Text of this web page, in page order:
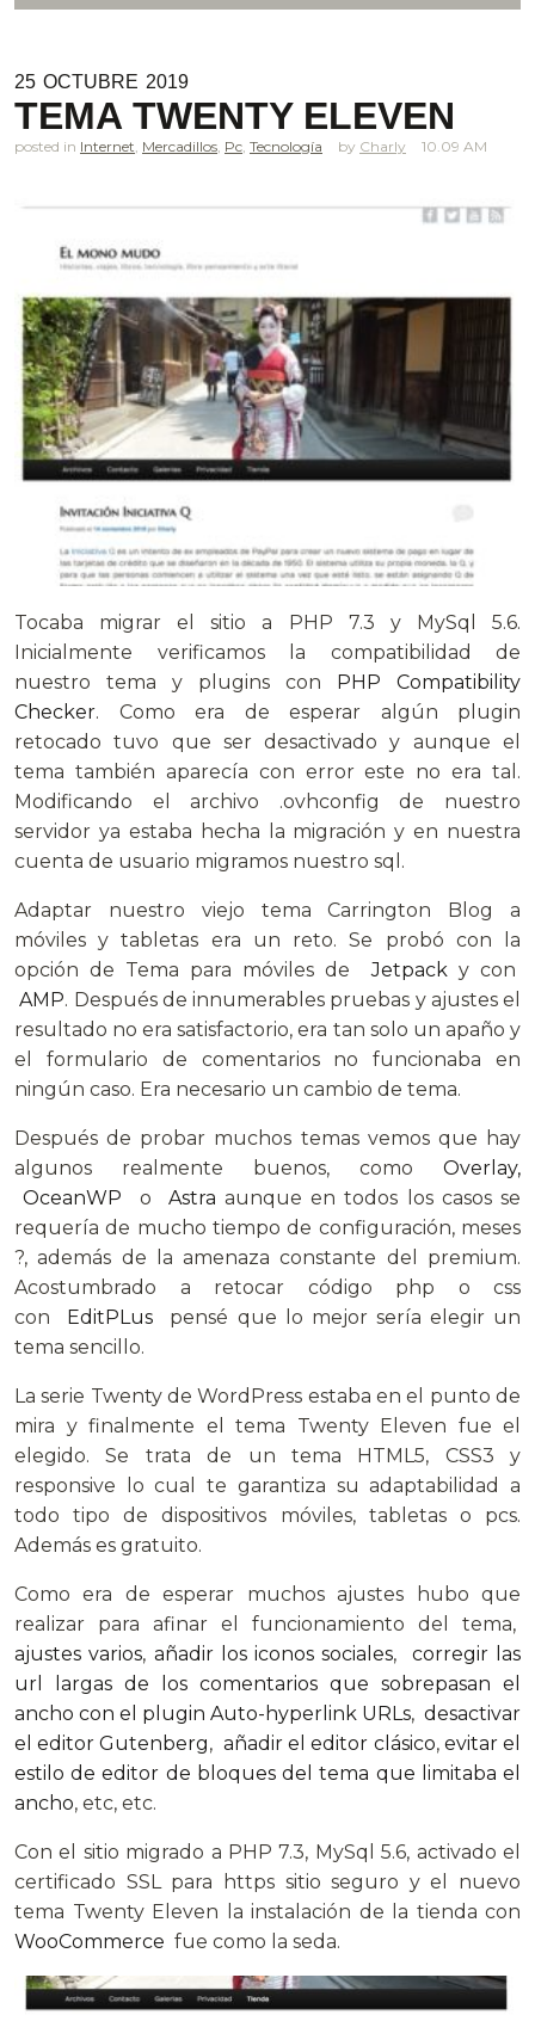
25 OCTUBRE 2019
TEMA TWENTY ELEVEN
posted in Internet, Mercadillos, Pc, Tecnología Charly 10.09 AM
Tocaba migrar el sitio a PHP 7.3 y MySql 5.6.
Inicialmente verificamos la compatibilidad de
nuestro tema y plugins con
PHP Compatibility
Checker. Como era de esperar algún plugin
retocado tuvo que ser desactivado y aunque el
tema también aparecía con error este no era tal.
Modificando el archivo .ovhconfig de nuestro
servidor ya estaba hecha la migración y en nuestra
cuenta de usuario migramos nuestro sql.
Adaptar nuestro viejo tema Carrington Blog a
móviles y tabletas era un reto. Se probó con la
opción de Tema para móviles deJetpack y con
AMP. Después de innumerables pruebas y ajustes el
resultado no era satisfactorio, era tan solo un apaño y
el formulario de comentarios no funcionaba en
ningún caso. Era necesario un cambio de tema.
Después de probar muchos temas vemos que hay
algunos realmente buenos, como Overlay,
OceanWP o Astra aunque en todos los casos se
requería de mucho tiempo de configuración, meses
?, además de la amenaza constante del premium.
Acostumbrado a retocar código php o css
con
EditPLus pensé que lo mejor sería elegir un
tema sencillo.
La serie Twenty de WordPress estaba en el punto de
mira y finalmente el tema Twenty Eleven fue el
elegido. Se trata de un tema HTML5, CSS3 y
responsive lo cual te garantiza su adaptabilidad a
todo tipo de dispositivos móviles, tabletas o pcs.
Además es gratuito.
Como era de esperar muchos ajustes hubo que
realizar para afinar el funcionamiento del tema,
ajustes varios, añadir los iconos sociales, corregir las
url largas de los comentarios que sobrepasan el
ancho con el plugin Auto-hyperlink URLs, desactivar
el editor Gutenberg, añadir el editor clásico, evitar el
estilo de editor de bloques del tema que limitaba el
ancho, etc, etc.
Con el sitio migrado a PHP 7.3, MySql 5.6, activado el
certificado SSL para https sitio seguro y el nuevo
tema Twenty Eleven la instalación de la tienda con
WooCommerce fue como la seda.